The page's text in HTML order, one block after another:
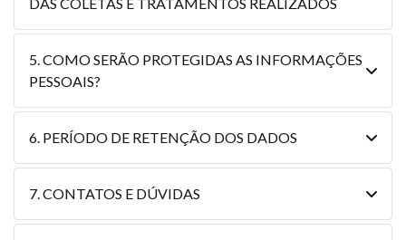
5. COMO SERÃO PROTEGIDAS AS INFORMAÇÕES
PESSOAIS?
6. PERÍODO DE RETENÇÃO DOS DADOS
7. CONTATOS E DÚVIDAS